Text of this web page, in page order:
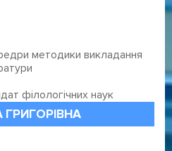
методики викладання
філологічних наук